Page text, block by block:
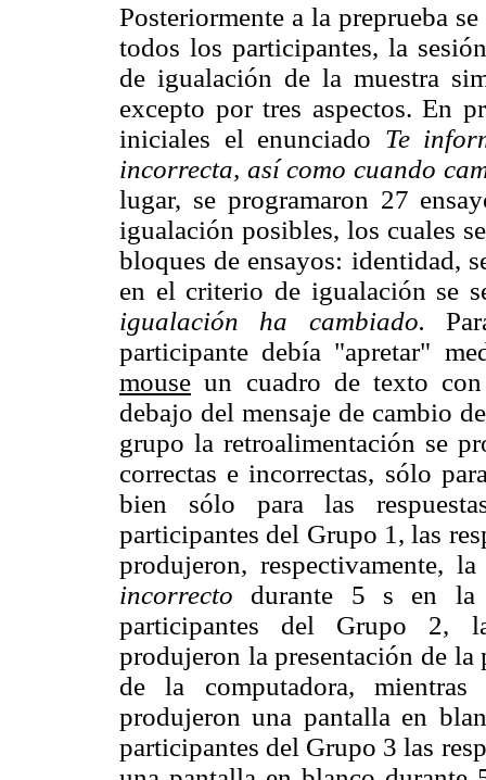
Posteriormente a la preprueba
todos los participantes, la
de igualación de la muestra
excepto por tres aspectos. En
iniciales el enunciado Te
incorrecta, así como cuando
lugar, se programaron 27
igualación posibles, los cuales
bloques de ensayos: identidad,
en el criterio de igualación se
igualación ha cambiado.
participante debía "apretar"
mouse un cuadro de texto
debajo del mensaje de cambio
grupo la retroalimentación se
correctas e incorrectas, sólo
bien sólo para las
participantes del Grupo 1, las
produjeron, respectivamente,
incorrecto durante 5 s en la
participantes del Grupo 2,
produjeron la presentación de la
de la computadora, mientras
produjeron una pantalla en
participantes del Grupo 3 las